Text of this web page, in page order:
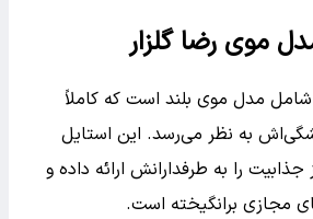
موی رضا گلزار
شامل مدل موی بلند است که کاملاً
به نظر می‌رسد. این استایل
را به طرفدارانش ارائه داده و
مجازی برانگیخته است.